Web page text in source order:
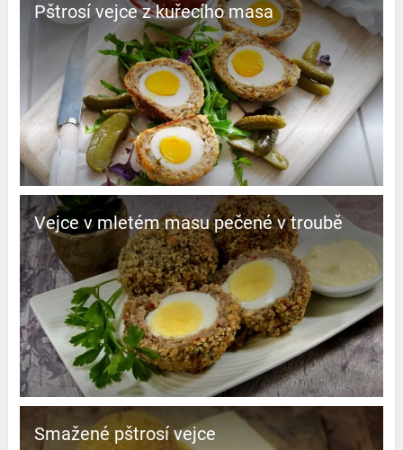
Pštrosí vejce z kuřecího masa
Vejce v mletém masu pečené v troubě
Smažené pštrosí vejce